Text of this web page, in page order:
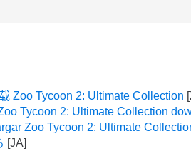
Zoo Tycoon 2: Ultimate Collection
Tycoon 2: Ultimate Collection
Zoo Tycoon 2: Ultimate